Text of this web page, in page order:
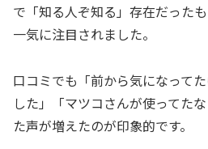
で「知る人ぞ知る」存在だった
一気に注目されました。
口コミでも「前から気になって
した」「マツコさんが使ってた
た声が増えたのが印象的です。